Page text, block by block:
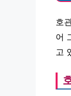
호
어
고